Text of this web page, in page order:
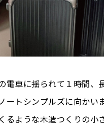
電車に揺られて１時間
トシンプルズに向かい
るような木造つくりの小